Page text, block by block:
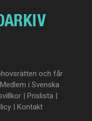
och får
i Svenska
| Prislista |
| Kontakt